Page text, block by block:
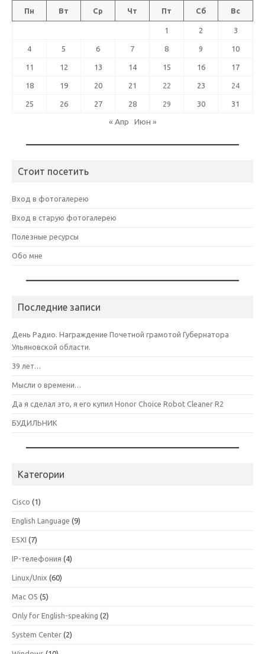
Пн Вт Ср Чт Пт Сб Вс
1 2 3
4 5 6 7 8 9 10
11 12 13 14 15 16 17
18 19 20 21 22 23 24
25 26 27 28 29 30 31
« Апр Июн »
Стоит посетить
Вход в фотогалерею
Вход в старую фотогалерею
Полезные ресурсы
Обо мне
Последние записи
День Радио. Награждение Почетной грамотой Губернатора
Ульяновской области.
39 лет…
Мысли о времени…
Да я сделал это, я его купил Honor Choice Robot Cleaner R2
БУДИЛЬНИК
Категории
Cisco (1)
English Language (9)
ESXI (7)
IP-телефония (4)
Linux/Unix (60)
Mac OS (5)
Only for English-speaking (2)
System Center (2)